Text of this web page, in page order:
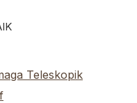
Teleskopik